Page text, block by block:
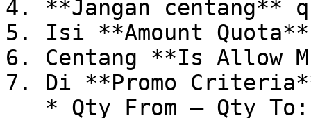
4. **Jangan centang**
5. Isi **Amount
6. Centang **Is Allow
7. Di **Promo